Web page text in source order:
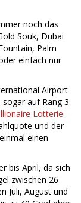
noch das
Souk, Dubai
Palm
einfach nur
Airport
auf Rang 3
Lotterie
und der
einen
bis April, da sich
zwischen 26
Juli, August und